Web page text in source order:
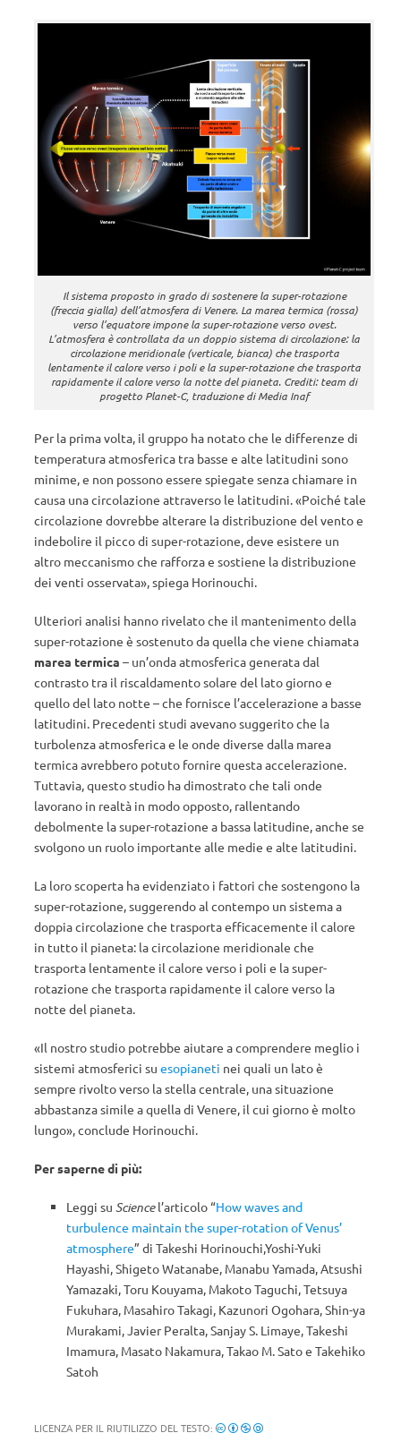
Il sistema proposto in grado di sostenere la super-rotazione
(freccia gialla) dell’atmosfera di Venere. La marea termica (rossa)
verso l’equatore impone la super-rotazione verso ovest.
L’atmosfera è controllata da un doppio sistema di circolazione: la
circolazione meridionale (verticale, bianca) che trasporta
lentamente il calore verso i poli e la super-rotazione che trasporta
rapidamente il calore verso la notte del pianeta. Crediti: team di
progetto Planet-C, traduzione diMedia Inaf
Per la prima volta, il gruppo ha notato che le differenze di
temperatura atmosferica tra basse e alte latitudini sono
minime, e non possono essere spiegate senza chiamare in
causa una circolazione attraverso le latitudini. «Poiché tale
circolazione dovrebbe alterare la distribuzione del vento e
indebolire il picco di super-rotazione, deve esistere un
altro meccanismo che rafforza e sostiene la distribuzione
dei venti osservata», spiega Horinouchi.
Ulteriori analisi hanno rivelato che il mantenimento della
super-rotazione è sostenuto da quella che viene chiamata
marea termica – un’onda atmosferica generata dal
contrasto tra il riscaldamento solare del lato giorno e
quello del lato notte – che fornisce l’accelerazione a basse
latitudini. Precedenti studi avevano suggerito che la
turbolenza atmosferica e le onde diverse dalla marea
termica avrebbero potuto fornire questa accelerazione.
Tuttavia, questo studio ha dimostrato che tali onde
lavorano in realtà in modo opposto, rallentando
debolmente la super-rotazione a bassa latitudine, anche se
svolgono un ruolo importante alle medie e alte latitudini.
La loro scoperta ha evidenziato i fattori che sostengono la
super-rotazione, suggerendo al contempo un sistema a
doppia circolazione che trasporta efficacemente il calore
in tutto il pianeta: la circolazione meridionale che
trasporta lentamente il calore verso i poli e la super-
rotazione che trasporta rapidamente il calore verso la
notte del pianeta.
«Il nostro studio potrebbe aiutare a comprendere meglio i
sistemi atmosferici su esopianeti nei quali un lato è
sempre rivolto verso la stella centrale, una situazione
abbastanza simile a quella di Venere, il cui giorno è molto
lungo», conclude Horinouchi.
Per saperne di più:
Leggi su Sciencel’articolo “How waves and
turbulence maintain the super-rotation of Venus’
atmosphere” di Takeshi Horinouchi,Yoshi-Yuki
Hayashi, Shigeto Watanabe, Manabu Yamada, Atsushi
Yamazaki, Toru Kouyama, Makoto Taguchi, Tetsuya
Fukuhara, Masahiro Takagi, Kazunori Ogohara, Shin-ya
Murakami, Javier Peralta, Sanjay S. Limaye, Takeshi
Imamura, Masato Nakamura, Takao M. Sato e Takehiko
Satoh
LICENZA PER IL RIUTILIZZO DEL TESTO: